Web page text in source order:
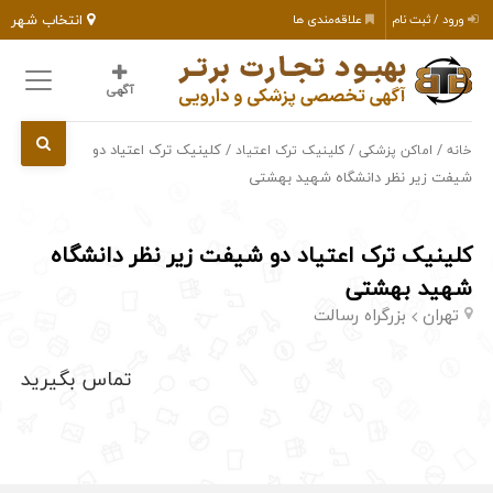
انتخاب شهر ورود / ثبت نام علاقه‌مندی ها
آگهی
خانه / اماکن پزشکی /کلینیک ترک اعتیاد / کلینیک ترک اعتیاد دو
شیفت زیر نظر دانشگاه شهید بهشتی
کلینیک ترک اعتیاد دو شیفت زیر نظر دانشگاه
شهید بهشتی
تهران بزرگراه رسالت
تماس بگیرید